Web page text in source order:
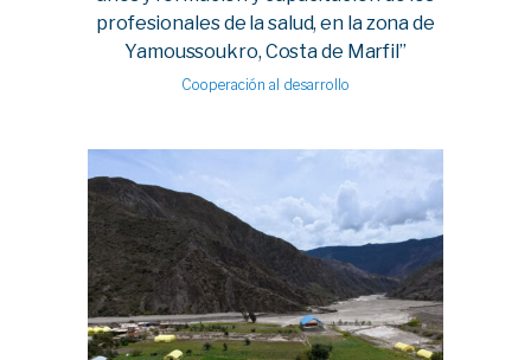
profesionales de la salud, en la zona de
Yamoussoukro, Costa de Marfil”
Cooperación al desarrollo